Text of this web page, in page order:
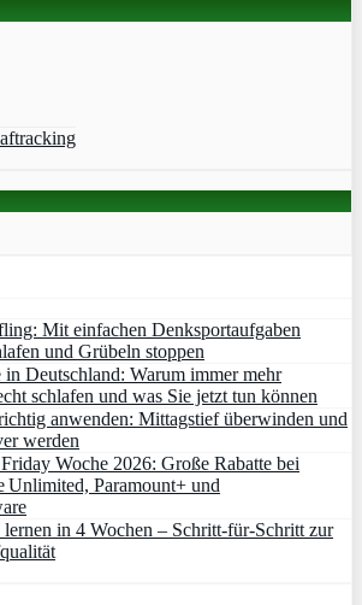
Mit einfachen Denksportaufgaben
und Grübeln stoppen
in Deutschland: Warum immer mehr
schlafen und was Sie jetzt tun können
anwenden: Mittagstief überwinden und
werden
Woche 2026: Große Rabatte bei
Paramount+ und
lernen in 4 Wochen – Schritt‑für‑Schritt zur